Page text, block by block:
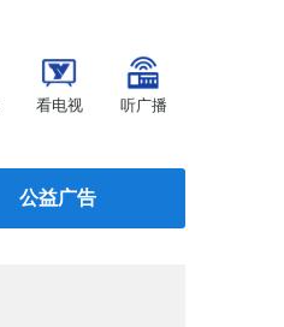
看电视 听广播
公益广告